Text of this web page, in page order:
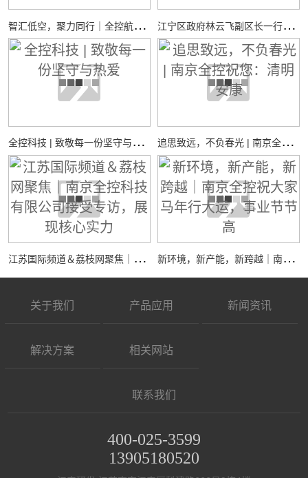
智
汇低空，聚力同行｜全控航空共探低空经济装备新机遇 江
宁区政府林云飞副区长一行调研全控仿真平台新工厂项目建设工作
全
控科技 | 致敬每一份坚守与热爱 追
思致远，不负春光 | 南京全控祝您：清明安康
江
苏国际频道＆荔枝网聚焦｜南京全控科技有限公司接受专访，展现核心实力 新
环境，新产能，新跨越｜南京全控祝大家马年行大运，事业节节高
关于我们 产品应用 新闻资讯
解决方案 相关网站
联系我们
400-025-3599
13905180520